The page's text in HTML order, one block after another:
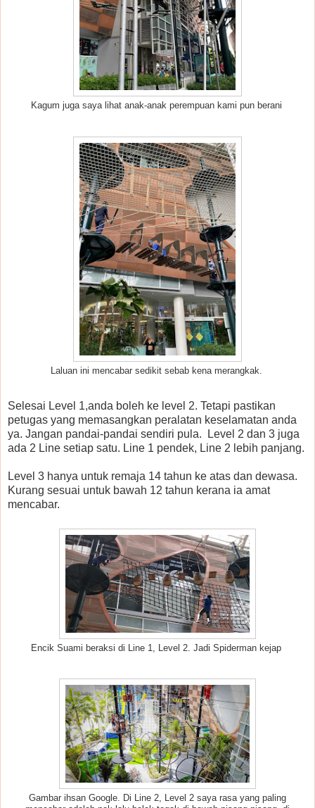
Kagum juga saya lihat anak-anak perempuan kami pun berani
Laluan ini mencabar sedikit sebab kena merangkak.
Selesai Level 1,anda boleh ke level 2. Tetapi pastikan
petugas yang memasangkan peralatan keselamatan anda
ya. Jangan pandai-pandai sendiri pula. Level 2 dan 3 juga
ada 2 Line setiap satu. Line 1 pendek, Line 2 lebih panjang.
Level 3 hanya untuk remaja 14 tahun ke atas dan dewasa.
Kurang sesuai untuk bawah 12 tahun kerana ia amat
mencabar.
Encik Suami beraksi di Line 1, Level 2. Jadi Spiderman kejap
Gambar ihsan Google. Di Line 2, Level 2 saya rasa yang paling